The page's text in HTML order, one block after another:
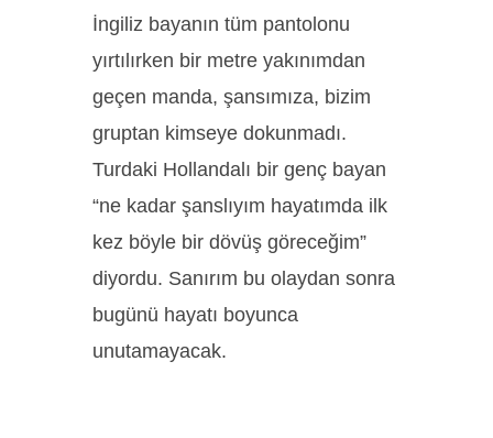
İngiliz bayanın tüm pantolonu
yırtılırken bir metre yakınımdan
geçen manda, şansımıza, bizim
gruptan kimseye dokunmadı.
Turdaki Hollandalı bir genç bayan
“ne kadar şanslıyım hayatımda ilk
kez böyle bir dövüş göreceğim”
diyordu. Sanırım bu olaydan sonra
bugünü hayatı boyunca
unutamayacak.